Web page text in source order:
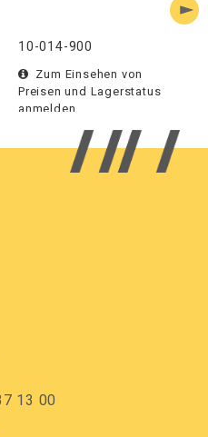
10-014-900
Zum Einsehen von
Preisen und Lagerstatus
anmelden.
13 00